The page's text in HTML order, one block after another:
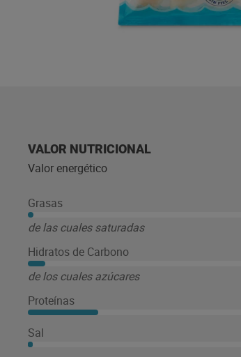
VALOR NUTRICIONAL
Valor energético
Grasas
de las cuales saturadas
Hidratos de Carbono
de los cuales azúcares
Proteínas
Sal